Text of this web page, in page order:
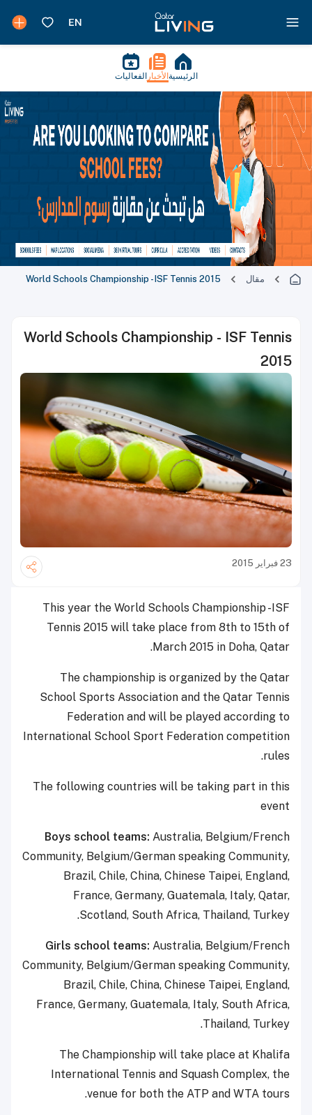
الرئيسية الأخبار الفعاليات
مقال World Schools Championship - ISF Tennis 2015
World Schools Championship - ISF Tennis
2015
23 فبراير 2015
This year the World Schools Championship -ISF
Tennis 2015 will take place from 8th to 15th of
March 2015 in Doha, Qatar.
The championship is organized by the Qatar
School Sports Association and the Qatar Tennis
Federation and will be played according to
International School Sport Federation competition
rules.
The following countries will be taking part in this
event
Boys school teams: Australia, Belgium/French
Community, Belgium/German speaking Community,
Brazil, Chile, China, Chinese Taipei, England,
France, Germany, Guatemala, Italy, Qatar,
Scotland, South Africa, Thailand, Turkey.
Girls school teams: Australia, Belgium/French
Community, Belgium/German speaking Community,
Brazil, Chile, China, Chinese Taipei, England,
France, Germany, Guatemala, Italy, South Africa,
Thailand, Turkey.
The Championship will take place at Khalifa
International Tennis and Squash Complex, the
venue for both the ATP and WTA tours.